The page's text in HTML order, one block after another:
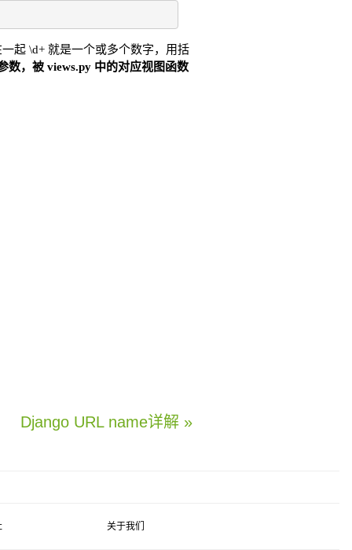
起 \d+ 就是一个或多个数字，用括
数，被 views.py 中的对应视图函数
Django URL name详解 »
关于我们